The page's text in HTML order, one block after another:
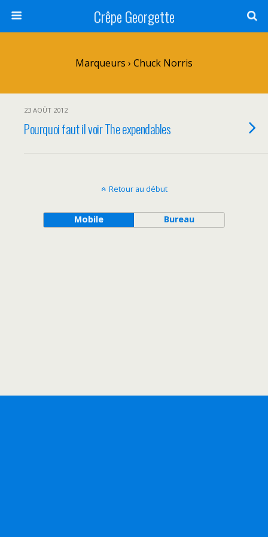
Crêpe Georgette
Marqueurs › Chuck Norris
23 AOÛT 2012
Pourquoi faut il voir The expendables
Retour au début
Mobile Bureau